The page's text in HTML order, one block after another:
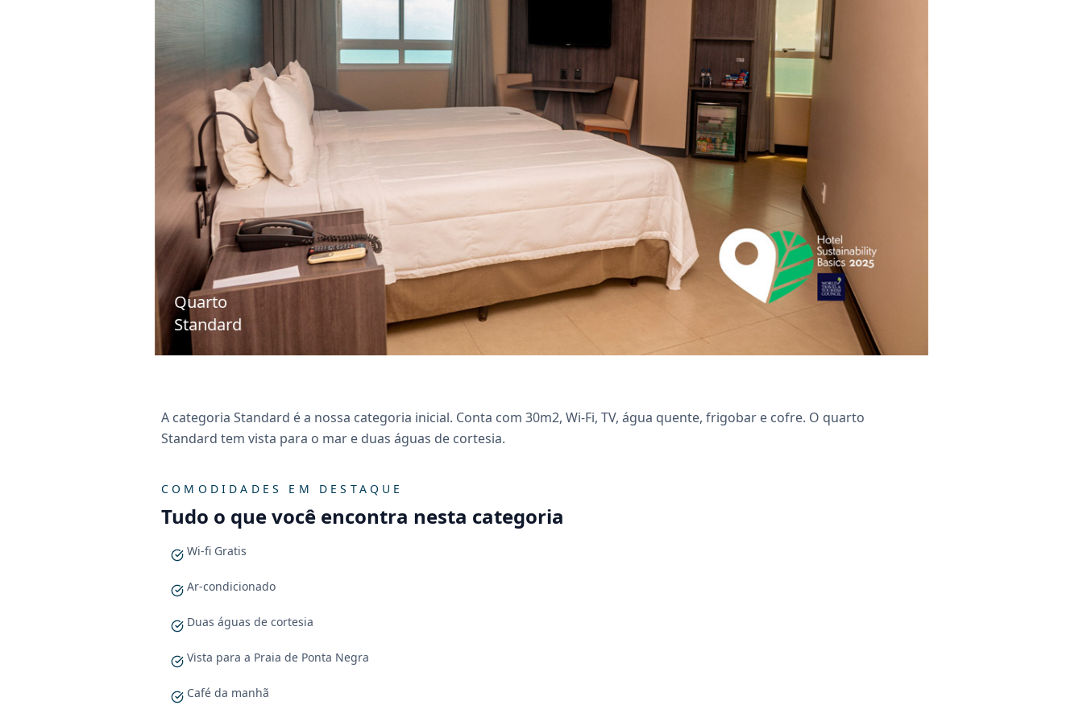
A categoria Standard é a nossa categoria inicial. Conta com 30m2, Wi-Fi, TV, água quente, frigobar e cofre. O quarto
Standard tem vista para o mar e duas águas de cortesia.
COMODIDADES EM DESTAQUE
Tudo o que você encontra nesta categoria
Wi-fi Gratis
Ar-condicionado
Duas águas de cortesia
Vista para a Praia de Ponta Negra
Café da manhã